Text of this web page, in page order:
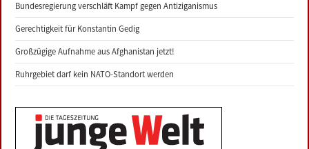
Bundesregierung verschläft Kampf gegen Antiziganismus
Gerechtigkeit für Konstantin Gedig
Großzügige Aufnahme aus Afghanistan jetzt!
Ruhrgebiet darf kein NATO-Standort werden